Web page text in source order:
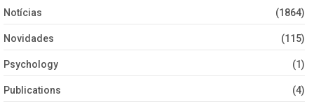
Notícias (1864)
Novidades (115)
Psychology (1)
Publications (4)